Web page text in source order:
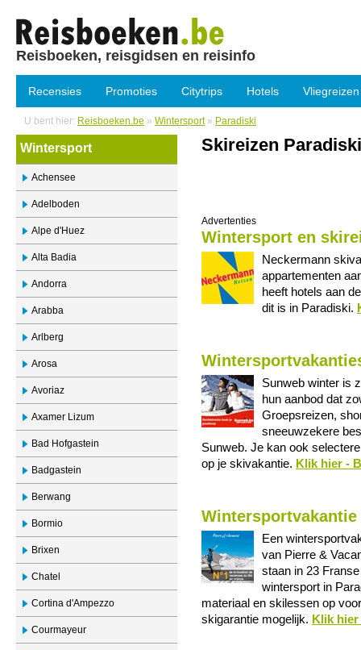
Reisboeken, reisgidsen en reisinfo
Recensies Promoties Citytrips Hotels Vliegreizen
U bent hier: Reisboeken.be » Wintersport » Paradiski
Wintersport
Achensee
Adelboden
Alpe d'Huez
Alta Badia
Andorra
Arabba
Arlberg
Arosa
Avoriaz
Axamer Lizum
Bad Hofgastein
Badgastein
Berwang
Bormio
Brixen
Chatel
Cortina d'Ampezzo
Courmayeur
Skireizen
Advertenties
Wintersport en
Neckermann
appartementen
heeft hotels aan
dit is in Paradiski.
Sunweb winter is
hun aanbod dat
Groepsreizen,
sneeuwzekere
Sunweb. Je kan ook
op je skivakantie. Klik hier -
Een
van Pierre &
staan in 23
wintersport in
materiaal en skilessen op
skigarantie mogelijk. Klik